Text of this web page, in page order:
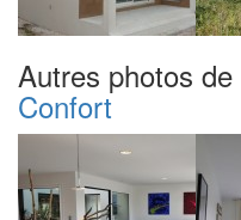
Autres photos de
Confort